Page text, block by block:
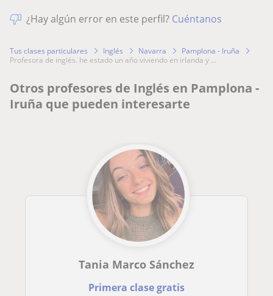
¿Hay algún error en este perfil? Cuéntanos
Tus clases particulares Inglés Navarra
Pamplona - Iruña
profesora de inglés. he estado un año viviendo en irlanda y ...
Otros profesores de Inglés en Pamplona -
Iruña que pueden interesarte
Tania Marco Sánchez
Primera clase gratis